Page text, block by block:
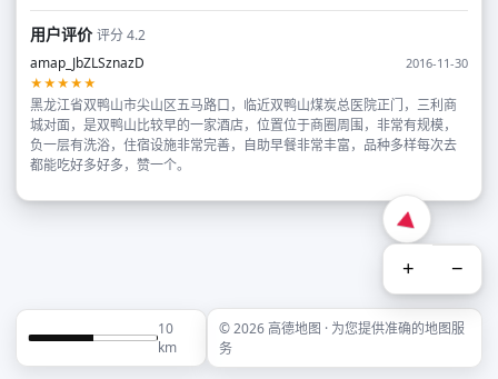
用户评价评分 4.2
amap_JbZLSznazD
2016-11-30
★★★★★
黑龙江省双鸭山市尖山区五马路口，临近双鸭山煤炭总医院正门，三利商
城对面，是双鸭山比较早的一家酒店，位置位于商圈周围，非常有规模，
负一层有洗浴，住宿设施非常完善，自助早餐非常丰富，品种多样每次去
都能吃好多好多，赞一个。
+ −
10
km
© 2026 高德地图 · 为您提供准确的地图服
务